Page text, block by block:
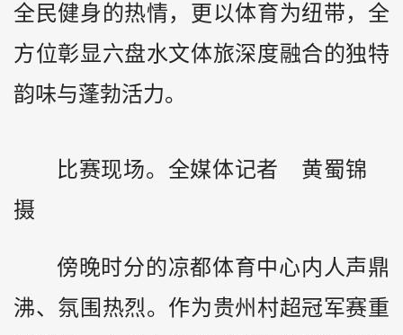
全民健身的热情，更以体育为纽带，全
方位彰显六盘水文体旅深度融合的独特
韵味与蓬勃活力。
比赛现场。全媒体记者 黄蜀锦
摄
傍晚时分的凉都体育中心内人声鼎
沸、氛围热烈。作为贵州村超冠军赛重